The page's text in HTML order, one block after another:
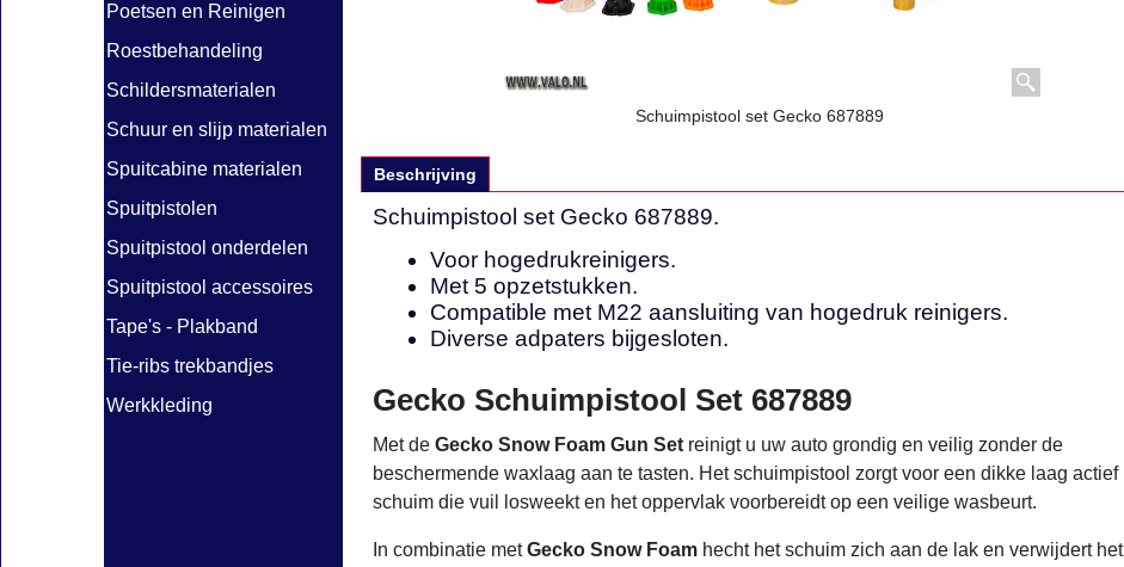
Poetsen en Reinigen
Roestbehandeling
Schildersmaterialen
Schuur en slijp materialen
Spuitcabine materialen
Spuitpistolen
Spuitpistool onderdelen
Spuitpistool accessoires
Tape's - Plakband
Tie-ribs trekbandjes
Werkkleding
Schuimpistool set Gecko 687889
Beschrijving
Schuimpistool set Gecko 687889.
Voor hogedrukreinigers.
Met 5 opzetstukken.
Compatible met M22 aansluiting van hogedruk reinigers.
Diverse adpaters bijgesloten.
Gecko Schuimpistool Set 687889
Met de Gecko Snow Foam Gun Set reinigt u uw auto grondig en veilig zonder de
beschermende waxlaag aan te tasten. Het schuimpistool zorgt voor een dikke laag actief
schuim die vuil losweekt en het oppervlak voorbereidt op een veilige wasbeurt.
In combinatie metGecko Snow Foam hecht het schuim zich aan de lak en verwijdert het